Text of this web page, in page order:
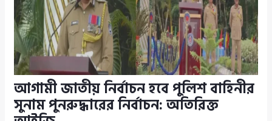
আগামী জাতীয় নির্বাচন হবে পুলিশ বাহিনীর
সুনাম পুনরুদ্ধারের নির্বাচন: অতিরিক্ত